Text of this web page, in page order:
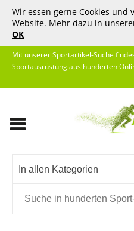
Wir essen gerne Cookies
Website. Mehr dazu in
OK
Mit unserer Sportartikel-Suche
Sportausrüstung aus hunderten
In allen Kategorien